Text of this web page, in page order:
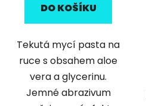
DO KOŠÍKU
Tekutá mycí pasta na
ruce s obsahem aloe
vera a glycerinu.
Jemné abrazivum